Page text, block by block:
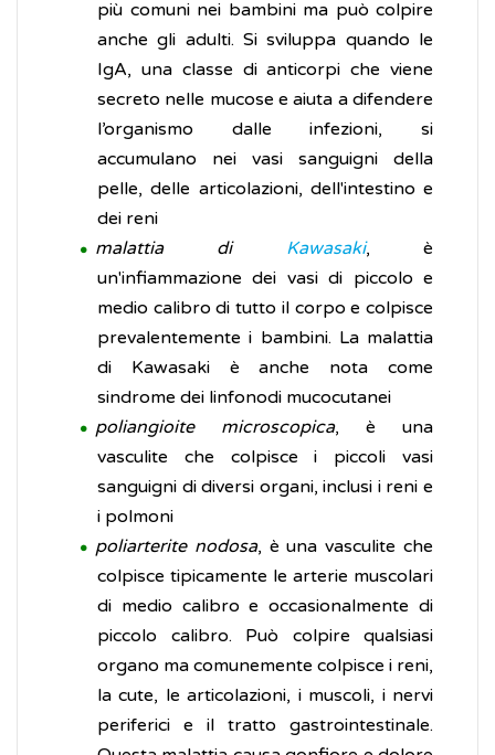
più comuni nei bambini ma può colpire
anche gli adulti. Si sviluppa quando le
IgA, una classe di anticorpi che viene
secreto nelle mucose e aiuta a difendere
l’organismo dalle infezioni, si
accumulano nei vasi sanguigni della
pelle, delle articolazioni, dell'intestino e
dei reni
malattia di Kawasaki, è
un'infiammazione dei vasi di piccolo e
medio calibro di tutto il corpo e colpisce
prevalentemente i bambini. La malattia
di Kawasaki è anche nota come
sindrome dei linfonodi mucocutanei
poliangioite microscopica, è una
vasculite che colpisce i piccoli vasi
sanguigni di diversi organi, inclusi i reni e
i polmoni
poliarterite nodosa, è una vasculite che
colpisce tipicamente le arterie muscolari
di medio calibro e occasionalmente di
piccolo calibro. Può colpire qualsiasi
organo ma comunemente colpisce i reni,
la cute, le articolazioni, i muscoli, i nervi
periferici e il tratto gastrointestinale.